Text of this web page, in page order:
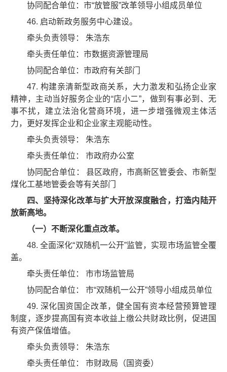
协同配合单位：市“放管服”改革领导小组成员单位
46. 启动新政务服务中心建设。
牵头负责领导： 朱浩东
牵头责任单位：市数据资源管理局
协同配合单位：市政府有关部门
47. 构建亲清新型政商关系，大力激发和弘扬企业家
精神，主动当好服务企业的“店小二”，做到有事必到、无
事不扰，建立法治化营商环境，进一步增强微观主体活
力，更好发挥企业和企业家主观能动性。
牵头负责领导： 朱浩东
牵头责任单位： 市政府办公室
协同配合单位： 县区政府，市高新区管委会、市新型
煤化工基地管委会等有关部门
四、坚持深化改革与扩大开放深度融合，打造内陆开
放新高地。
（一）不断深化重点改革。
48. 全面深化“双随机一公开”监管，实现市场监管全覆
盖。
牵头责任单位： 市市场监管局
协同配合单位： 市“双随机一公开”领导小组成员单位
49. 深化国资国企改革，健全国有资本经营预算管理
制度，逐步提高国有资本收益上缴公共财政比例，促进国
有资产保值增值。
牵头负责领导： 朱浩东
牵头责任单位： 市财政局（国资委）